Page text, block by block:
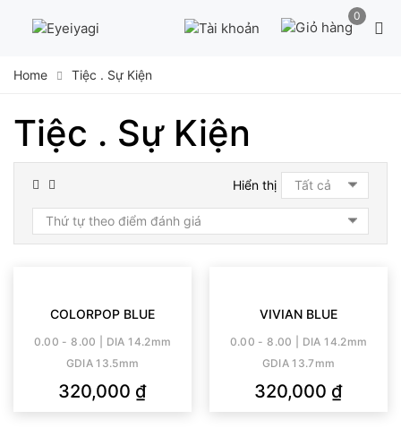
0
Home Tiệc . Sự Kiện
Tiệc . Sự Kiện
Hiển thị
COLORPOP BLUE
0.00 - 8.00 | DIA 14.2mm
GDIA 13.5mm
320,000 ₫
VIVIAN BLUE
0.00 - 8.00 | DIA 14.2mm
GDIA 13.7mm
320,000 ₫